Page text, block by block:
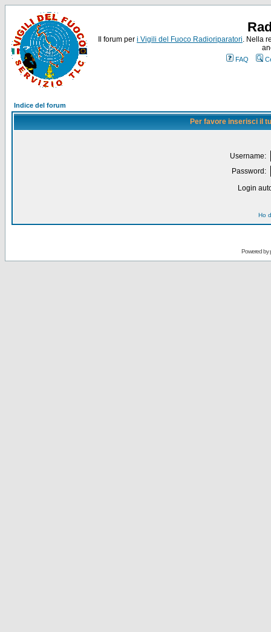
Il forum per i Vigili del Fuoco Radioriparatori. Nella
FAQ
Indice del forum
Per favore inserisci il
Username:
Password:
Login
Ho
Powered by